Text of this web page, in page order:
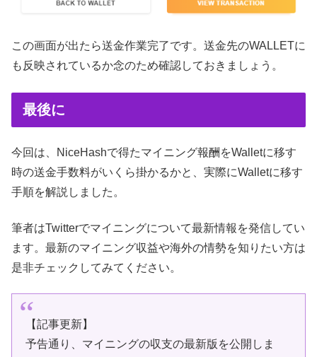
この画面が出たら送金作業完了です。送金先のWALLETに
も反映されているか念のため確認しておきましょう。
最後に
今回は、NiceHashで得たマイニング報酬をWalletに移す
時の送金手数料がいくら掛かるかと、実際にWalletに移す
手順を解説しました。
筆者はTwitterでマイニングについて最新情報を発信してい
ます。最新のマイニング収益や海外の情勢を知りたい方は
是非チェックしてみてください。
【記事更新】
予告通り、マイニングの収支の最新版を公開しま